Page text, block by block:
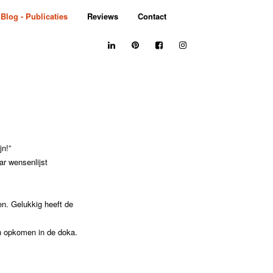
Blog - Publicaties Reviews Contact
wensenlijst
Gelukkig heeft de
in de doka.